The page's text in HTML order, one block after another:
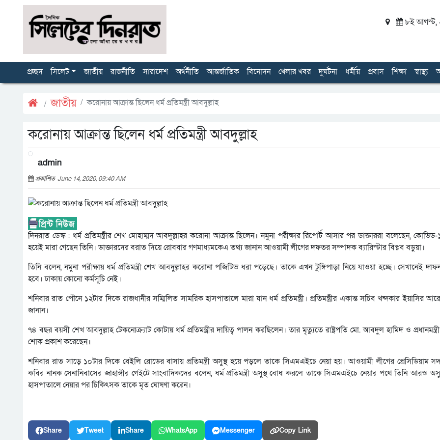
৮ই আগস্ট,
প্রচ্ছদ সিলেট জাতীয় রাজনীতি সারাদেশ অর্থনীতি আন্তর্জাতিক বিনোদন খেলার খবর দুর্ঘটনা ধর্মীয় প্রবাস শিক্ষা স্বাস্থ্য
জাতীয় করোনায় আক্রান্ত ছিলেন ধর্ম প্রতিমন্ত্রী আবদুল্লাহ
করোনায় আক্রান্ত ছিলেন ধর্ম প্রতিমন্ত্রী আবদুল্লাহ
admin
প্রকাশিতJune 14, 2020, 09:40 AM
দিনরাত ডেস্ক : ধর্ম প্রতিমন্ত্রীর শেখ মোহাম্মদ আবদুল্লাহর করোনা আক্রান্ত ছিলেন। নমুনা পরীক্ষার রিপোর্ট আসার পর ডাক্তাররা বলেছেন,
হয়েই মারা গেছেন তিনি। ডাক্তারদের বরাত দিয়ে রোববার গণমাধ্যমকেএ তথ্য জানান আওয়ামী লীগের দফতর সম্পাদক ব্যারিস্টার বিপ্লব বড়ুয়া।
তিনি বলেন, নমুনা পরীক্ষায় ধর্ম প্রতিমন্ত্রী শেখ আবদুল্লাহর করোনা পজিটিভ ধরা পড়েছে। তাকে এখন টুঙ্গিপাড়া নিয়ে যাওয়া হচ্ছে। সেখানেই
হবে। ঢাকায় কোনো কর্মসূচি নেই।
শনিবার রাত পৌনে ১২টার দিকে রাজধানীর সম্মিলিত সামরিক হাসপাতালে মারা যান ধর্ম প্রতিমন্ত্রী। প্রতিমন্ত্রীর একান্ত সচিব খন্দকার ইয়াসির
জানান।
৭৪ বছর বয়সী শেখ আবদুল্লাহ টেকনোক্র্যাট কোটায় ধর্ম প্রতিমন্ত্রীর দায়িত্ব পালন করছিলেন। তার মৃত্যুতে রাষ্ট্রপতি মো. আবদুল হামিদ ও
শোক প্রকাশ করেছেন।
শনিবার রাত সাড়ে ১০টার দিকে বেইলি রোডের বাসায় প্রতিমন্ত্রী অসুস্থ হয়ে পড়লে তাকে সিএমএইচে নেয়া হয়। আওয়ামী লীগের প্রেসিডিয়াম
কবির নানক সেনানিবাসের জাহাঙ্গীর গেইটে সাংবাদিকদের বলেন, ধর্ম প্রতিমন্ত্রী অসুস্থ বোধ করলে তাকে সিএমএইচে নেয়ার পথে তিনি আরও
হাসপাতালে নেয়ার পর চিকিৎসক তাকে মৃত ঘোষণা করেন।
Share Tweet Share WhatsApp Messenger Copy Link